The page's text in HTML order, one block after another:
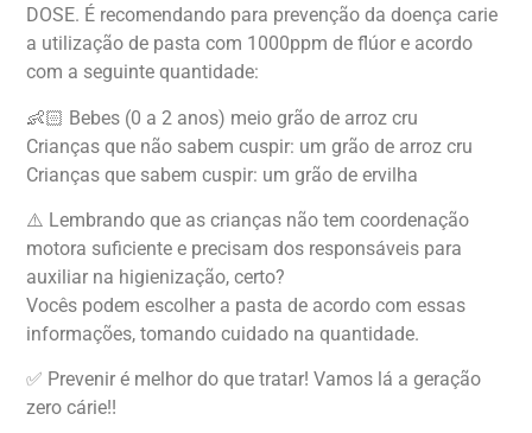
DOSE. É recomendando para prevenção da doença carie
a utilização de pasta com 1000ppm de flúor e acordo
com a seguinte quantidade:
👶🏻 Bebes (0 a 2 anos) meio grão de arroz cru
Crianças que não sabem cuspir: um grão de arroz cru
Crianças que sabem cuspir: um grão de ervilha
⚠️ Lembrando que as crianças não tem coordenação
motora suficiente e precisam dos responsáveis para
auxiliar na higienização, certo?
Vocês podem escolher a pasta de acordo com essas
informações, tomando cuidado na quantidade.
✅ Prevenir é melhor do que tratar! Vamos lá a geração
zero cárie!!